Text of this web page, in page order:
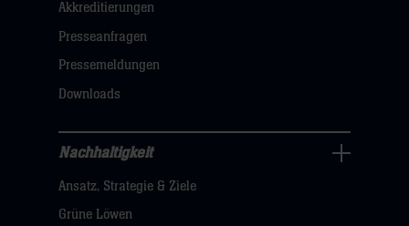
Navigation
öffnen,
dann
hier
Akkreditierungen
Presseanfragen
Pressemeldungen
Downloads
Nachhaltigkeit
Navigation
öffnen,
Nachhaltigkeit
Ansatz, Strategie & Ziele
Grüne Löwen